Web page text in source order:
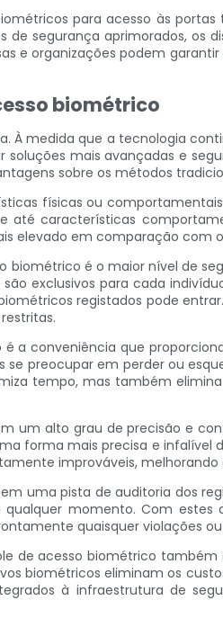
para acesso às
segurança aprimorados, os
e organizações podem
biométrico
À medida que a tecnologia
mais avançadas e
sobre os métodos
físicas ou
até características
elevado em comparação com
biométrico é o maior nível de
exclusivos para cada
registados pode
a conveniência que
preocupar em perder ou
tempo, mas também
um alto grau de precisão e
forma mais precisa e
improváveis,
uma pista de auditoria dos
momento. Com estes
quaisquer violações
de acesso biométrico
biométricos eliminam os
à infraestrutura de